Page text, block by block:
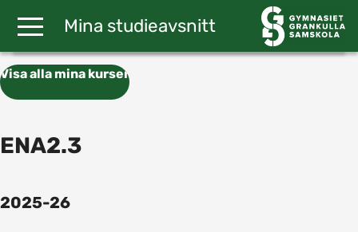
Mina studieavsnitt
Visa alla mina kurser
ENA2.3
2025-26